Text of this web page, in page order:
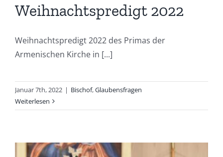
Weihnachtspredigt 2022
Weihnachtspredigt 2022 des Primas der
Armenischen Kirche in [...]
Januar 7th, 2022 | Bischof,Glaubensfragen
Weiterlesen